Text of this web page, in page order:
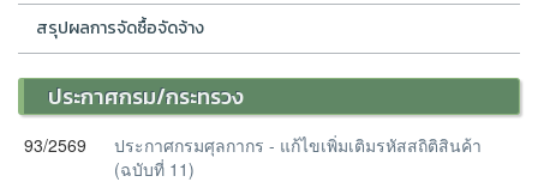
สรุปผลการจัดซื้อจัดจ้าง
ประกาศกรม/กระทรวง
93/2569
ประกาศกรมศุลกากร - แก้ไขเพิ่มเติมรหัสสถิติสินค้า
(ฉบับที่ 11)